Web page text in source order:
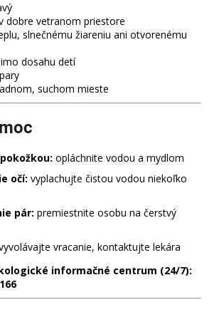
dobre vetranom priestore
slnečnému žiareniu ani otvorenému
dosahu detí
suchom mieste
opláchnite vodou a mydlom
očí: vyplachujte čistou vodou niekoľko
pár: premiestnite osobu na čerstvý
vracanie, kontaktujte lekára
informačné centrum (24/7):